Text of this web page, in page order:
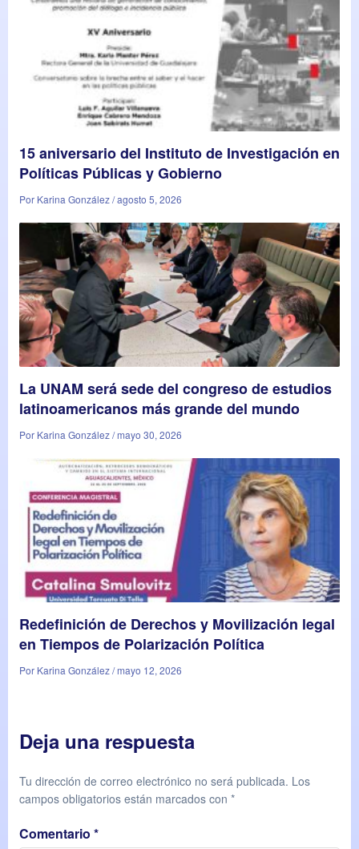
15 aniversario del Instituto de Investigación en
Políticas Públicas y Gobierno
Por Karina González / agosto 5, 2026
La UNAM será sede del congreso de estudios
latinoamericanos más grande del mundo
Por Karina González / mayo 30, 2026
Redefinición de Derechos y Movilización legal
en Tiempos de Polarización Política
Por Karina González / mayo 12, 2026
Deja una respuesta
Tu dirección de correo electrónico no será publicada. Los
campos obligatorios están marcados con *
Comentario *